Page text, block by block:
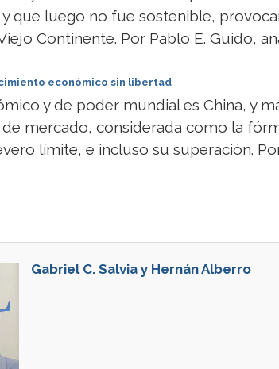
que luego no fue sostenible,
Continente. Por Pablo E. Guido,
económico sin libertad
y de poder mundial es China, y
mercado, considerada como la
límite, e incluso su superación.
Gabriel C. Salvia y Hernán Alberro